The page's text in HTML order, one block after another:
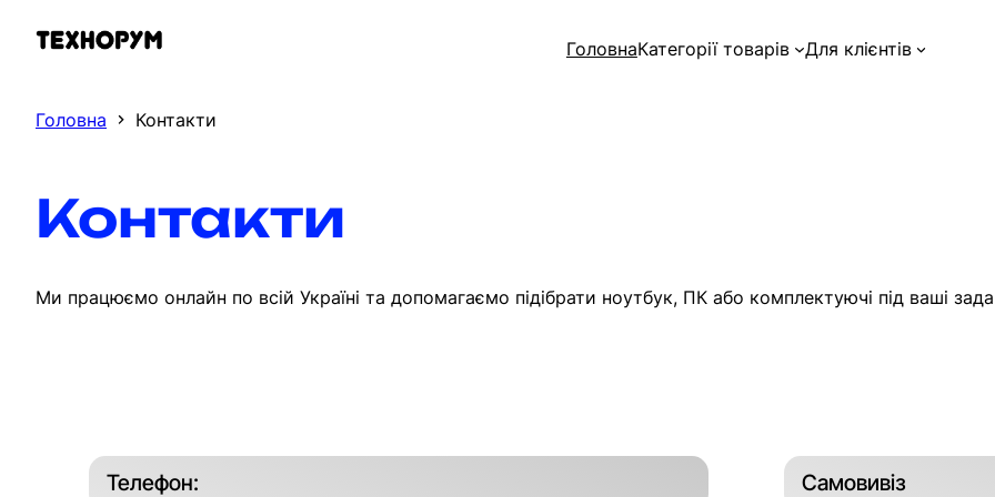
ГоловнаКатегорії товарів Для клієнтів
Головна Контакти
Контакти
Ми працюємо онлайн по всій Україні та допомагаємо підібрати ноутбук, ПК або комплектуючі під ваші
Телефон: Самовивіз